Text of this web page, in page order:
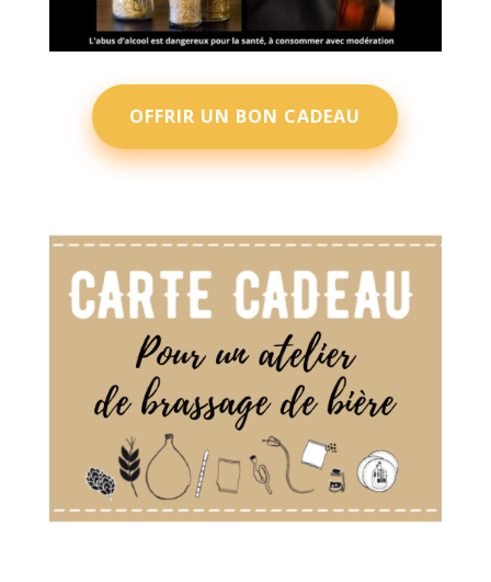
OFFRIR UN BON CADEAU